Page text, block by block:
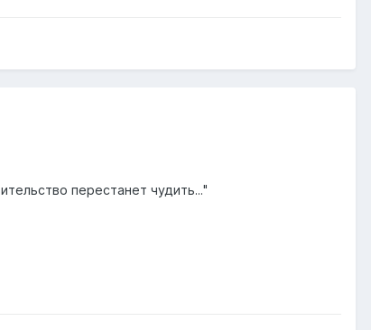
перестанет чудить..."